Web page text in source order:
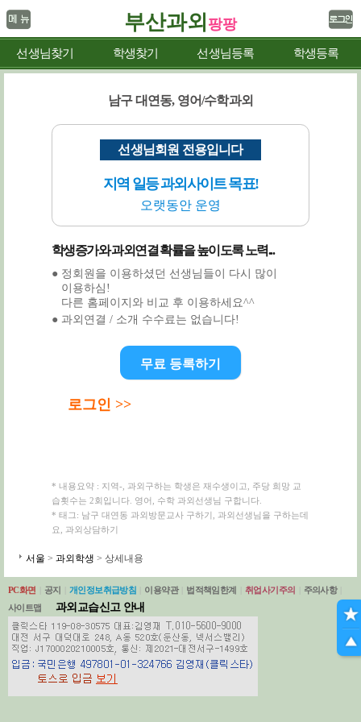
부산과외 팡팡
선생님찾기 학생찾기 선생님등록 학생등록
남구 대연동, 영어/수학과외
선생님회원 전용입니다
지역 일등 과외사이트 목표!
오랫동안 운영
학생증가와 과외연결 확률을 높이도록 노력...
● 정회원을 이용하셨던 선생님들이 다시 많이
이용하심!
다른 홈페이지와 비교 후 이용하세요^^
● 과외연결 / 소개 수수료는 없습니다!
무료 등록하기
로그인 >>
* 내용요약 : 지역-, 과외구하는 학생은 재수생이고, 주당 희망 교
습횟수는 2회입니다. 영어, 수학 과외선생님 구합니다.
* 태그: 남구 대연동 과외방문교사 구하기, 과외선생님을 구하는데
요, 과외상담하기
서울 > 과외학생 > 상세내용
PC화면 공지 개인정보취급방침 이용약관 법적책임한계 취업사기주의 주의사항
사이트맵
과외교습신고 안내